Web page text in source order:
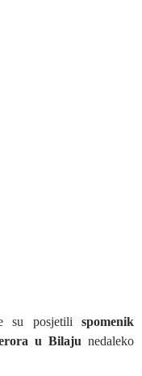
su posjetili spomenik
u Bilaju nedaleko